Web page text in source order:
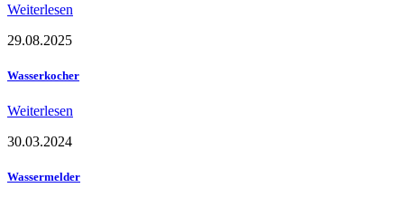
Weiterlesen
29.08.2025
Wasserkocher
Weiterlesen
30.03.2024
Wassermelder